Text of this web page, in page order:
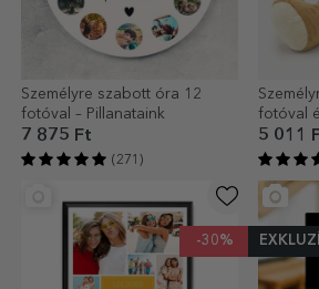
Személyre szabott óra 12
fotóval – Pillanataink
7 875 Ft
(271)
fotóval
5 011
-30%